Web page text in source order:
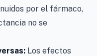
por el fármaco,
no se
Los efectos